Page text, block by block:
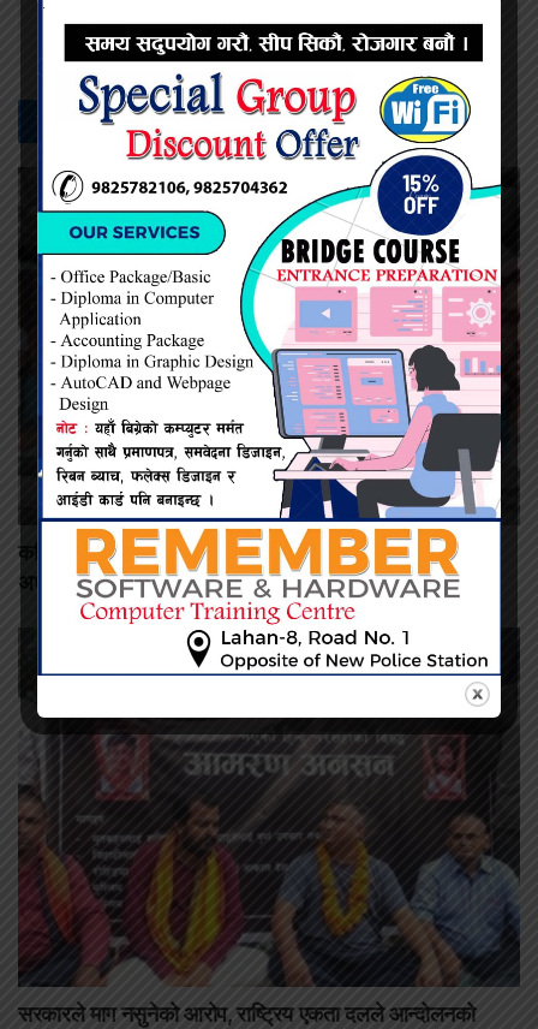
सम्बन्धित -समाचार
कमिशन नदिँदा दुःख दिइयो’ भन्ने सहकारी सञ्चालकको आरोप, वडा
अध्यक्षद्वारा अस्वीकार
सरकारले माग नसुनेको आरोप, राष्ट्रिय एकता दलले आन्दोलनको